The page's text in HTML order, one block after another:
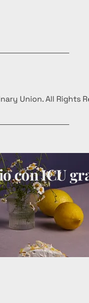
Union. All Rights
con ICU